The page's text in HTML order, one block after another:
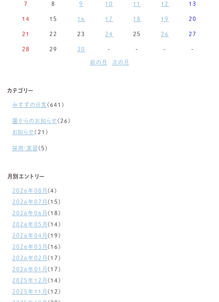
7 8 9 10 11 12 13
14 15 16 17 18 19 20
21 22 23 24 25 26 27
28 29 30 - - - -
前の月 次の月
カテゴリー
みすずの日常(641)
園からのお知らせ(26)
お知らせ(21)
採用・実習 (5)
月別エントリー
2026年08月 (4)
2026年07月 (15)
2026年06月 (18)
2026年05月 (14)
2026年04月 (19)
2026年03月 (16)
2026年02月 (17)
2026年01月 (17)
2025年12月 (14)
2025年11月 (12)